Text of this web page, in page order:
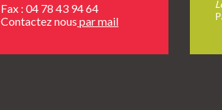
Fax : 04 78 43 94 64
Contactez nous par mail